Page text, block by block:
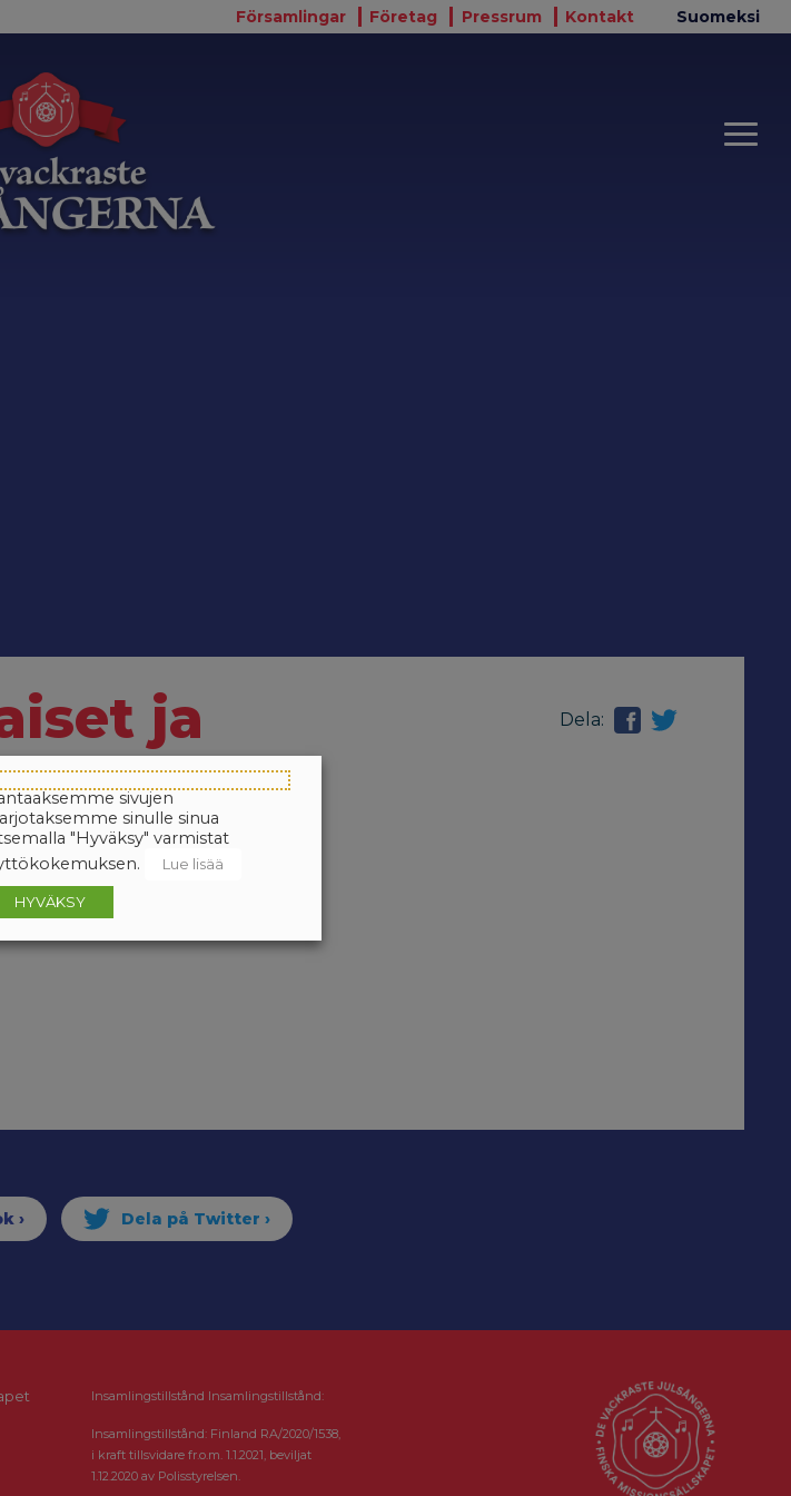
Församlingar Företag Pressrum Kontakt Suomeksi
ja
Dela:
Insamlingstillstånd Insamlingstillstånd:
Insamlingstillstånd: Finland RA/2020/1538,
i kraft tillsvidare fr.o.m. 1.1.2021, beviljat
1.12.2020 av Polisstyrelsen.
sivujen
sinulle sinua
"Hyväksy" varmistat
Lue lisää
HYVÄKSY